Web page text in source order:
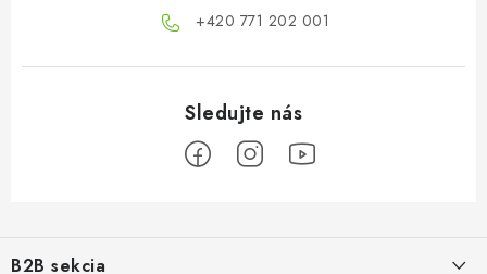
+420 771 202 001​
B2B sekcia